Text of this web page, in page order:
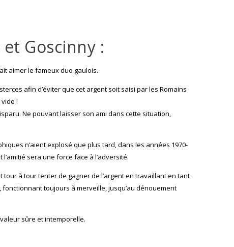
Goscinny :
aimer le fameux duo gaulois.
afin d’éviter que cet argent soit saisi par les Romains
!
Ne pouvant laisser son ami dans cette situation,
n’aient explosé que plus tard, dans les années 1970-
sera une force face à l’adversité.
à tour tenter de gagner de l’argent en travaillant en tant
toujours à merveille, jusqu’au dénouement
sûre et intemporelle.